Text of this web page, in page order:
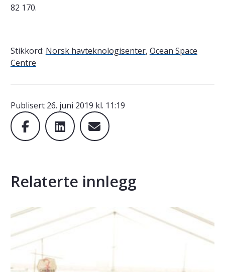
82 170.
Stikkord: Norsk havteknologisenter, Ocean Space
Centre
Publisert 26. juni 2019 kl. 11:19
Relaterte innlegg